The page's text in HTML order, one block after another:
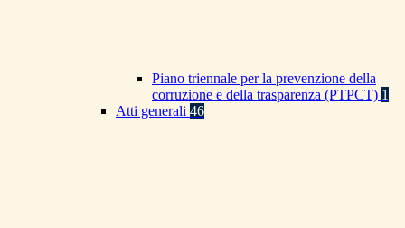
Piano triennale per la prevenzione della
corruzione e della trasparenza (PTPCT) 1
Atti generali 46